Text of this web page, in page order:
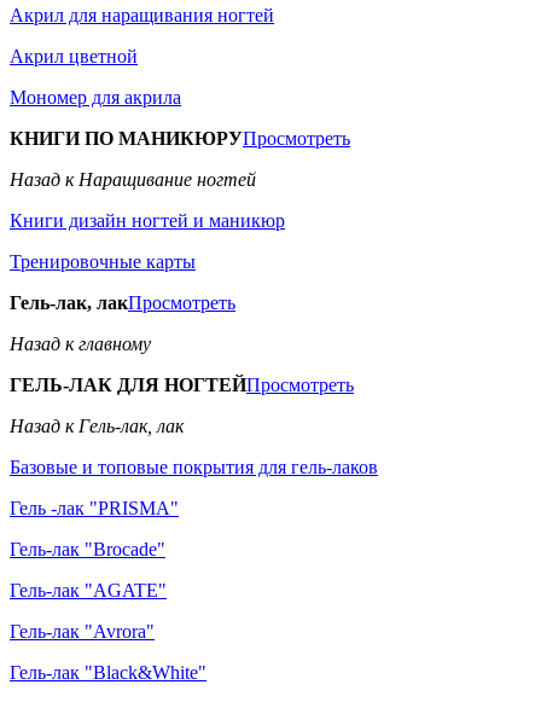
Акрил для наращивания ногтей
Акрил цветной
Мономер для акрила
КНИГИ ПО МАНИКЮРУПросмотреть
Назад к Наращивание ногтей
Книги дизайн ногтей и маникюр
Тренировочные карты
Гель-лак, лакПросмотреть
Назад к главному
ГЕЛЬ-ЛАК ДЛЯ НОГТЕЙПросмотреть
Назад к Гель-лак, лак
Базовые и топовые покрытия для гель-лаков
Гель -лак "PRISMA"
Гель-лак "Brocade"
Гель-лак "AGATE"
Гель-лак "Avrora"
Гель-лак "Black&White"